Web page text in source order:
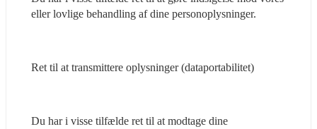
eller lovlige behandling af dine personoplysninger.
Ret til at transmittere oplysninger (dataportabilitet)
Du har i visse tilfælde ret til at modtage dine